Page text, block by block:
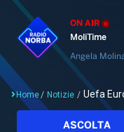
ON AIR
MoliTime
Angela
Home/ Notizie / Uefa
ASCOLTA